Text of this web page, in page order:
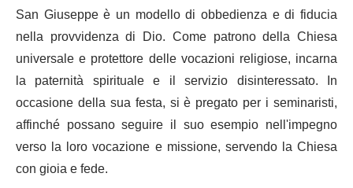
San Giuseppe è un modello di obbedienza e di fiducia
nella provvidenza di Dio. Come patrono della Chiesa
universale e protettore delle vocazioni religiose, incarna
la paternità spirituale e il servizio disinteressato. In
occasione della sua festa, si è pregato per i seminaristi,
affinché possano seguire il suo esempio nell'impegno
verso la loro vocazione e missione, servendo la Chiesa
con gioia e fede.